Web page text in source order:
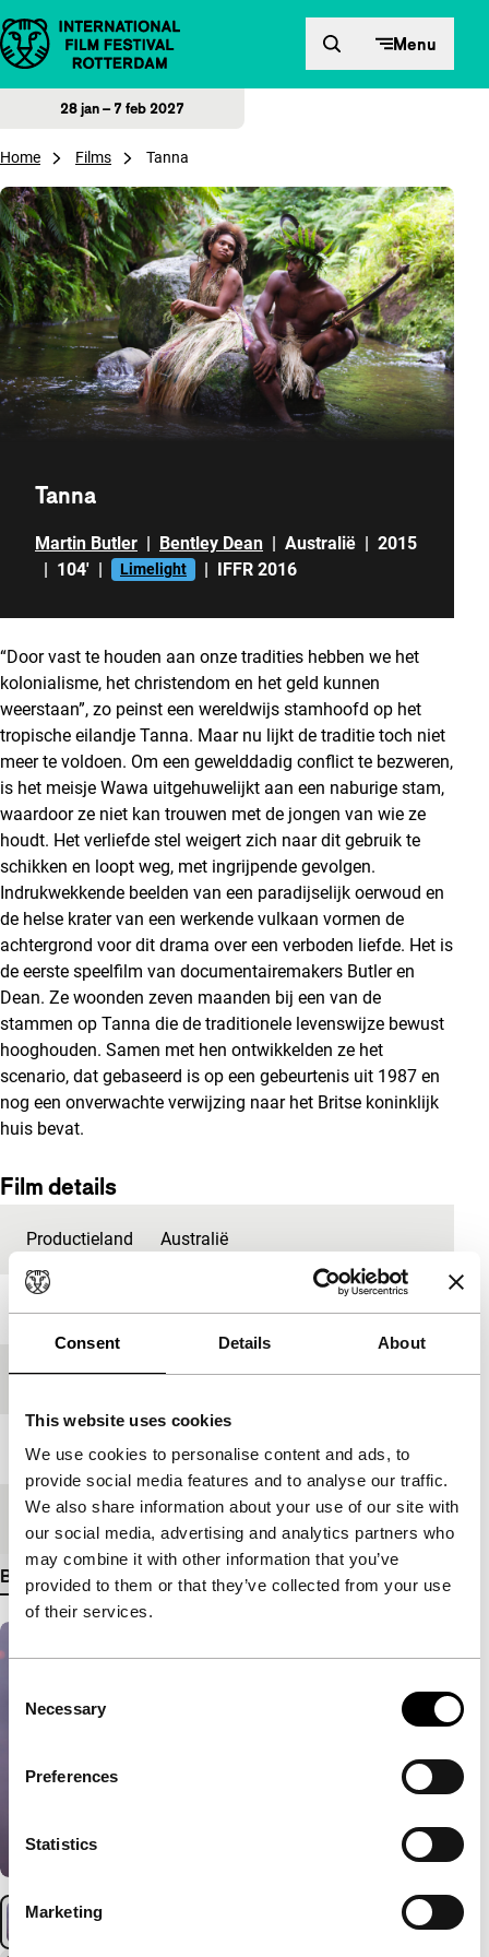
Consent Details About
This website uses cookies
We use cookies to personalise content and ads, to
provide social media features and to analyse our traffic.
We also share information about your use of our site with
our social media, advertising and analytics partners who
may combine it with other information that you’ve
provided to them or that they’ve collected from your use
of their services.
Selection
Necessary
Preferences
Statistics
Marketing
Direct naar inhoud Menu
28 jan – 7 feb 2027
Home Films Tanna
Tanna
Martin Butler | Bentley Dean | Australië | 2015
| 104' | Limelight | IFFR 2016
“Door vast te houden aan onze tradities hebben we het
kolonialisme, het christendom en het geld kunnen
weerstaan”, zo peinst een wereldwijs stamhoofd op het
tropische eilandje Tanna. Maar nu lijkt de traditie toch niet
meer te voldoen. Om een gewelddadig conflict te bezweren,
is het meisje Wawa uitgehuwelijkt aan een naburige stam,
waardoor ze niet kan trouwen met de jongen van wie ze
houdt. Het verliefde stel weigert zich naar dit gebruik te
schikken en loopt weg, met ingrijpende gevolgen.
Indrukwekkende beelden van een paradijselijk oerwoud en
de helse krater van een werkende vulkaan vormen de
achtergrond voor dit drama over een verboden liefde. Het is
de eerste speelfilm van documentairemakers Butler en
Dean. Ze woonden zeven maanden bij een van de
stammen op Tanna die de traditionele levenswijze bewust
hooghouden. Samen met hen ontwikkelden ze het
scenario, dat gebaseerd is op een gebeurtenis uit 1987 en
nog een onverwachte verwijzing naar het Britse koninklijk
huis bevat.
Film details
Productieland Australië
Jaar 2015
Festivaleditie IFFR 2016
Lengte 104'
Medium/FormaatDCP
Bekijk meer details